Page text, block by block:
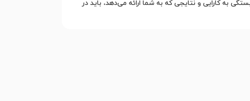
به کارایی و نتایجی که به شما ارائه می‌دهد، باید در